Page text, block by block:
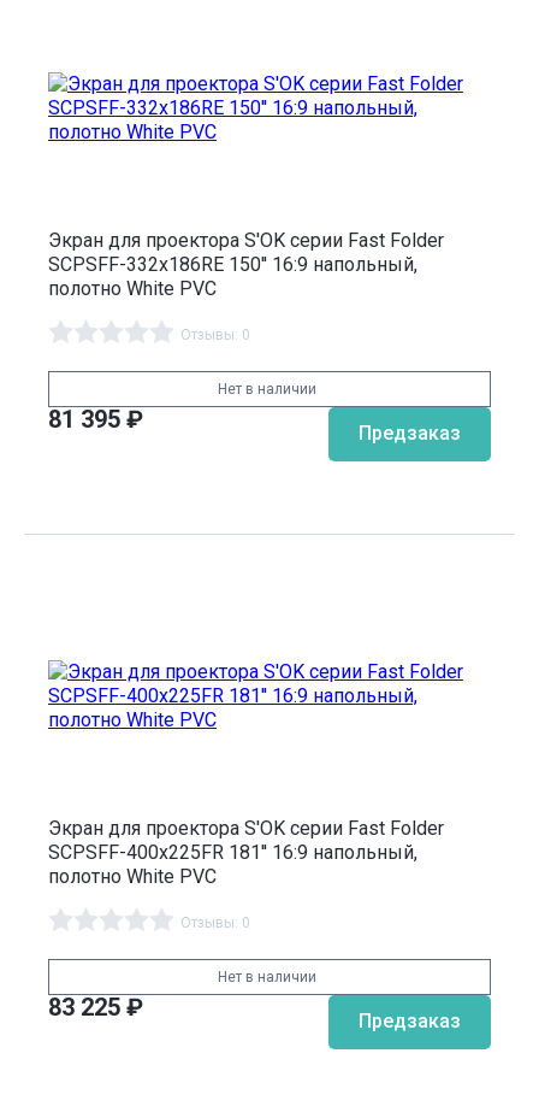
Экран для проектора S'OK серии Fast Folder
SCPSFF-332x186RE 150'' 16:9 напольный,
полотно White PVC
Отзывы: 0
Нет в наличии
81 395 ₽ Предзаказ
Экран для проектора S'OK серии Fast Folder
SCPSFF-400x225FR 181'' 16:9 напольный,
полотно White PVC
Отзывы: 0
Нет в наличии
83 225 ₽ Предзаказ